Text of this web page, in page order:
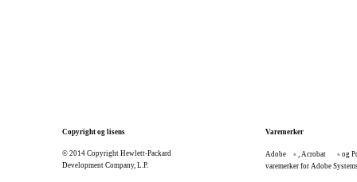
Copyright og lisens
© 2014 Copyright Hewlett-Packard
Development Company, L.P.
Varemerker
Adobe ® , Acrobat ® og
varemerker for Adobe